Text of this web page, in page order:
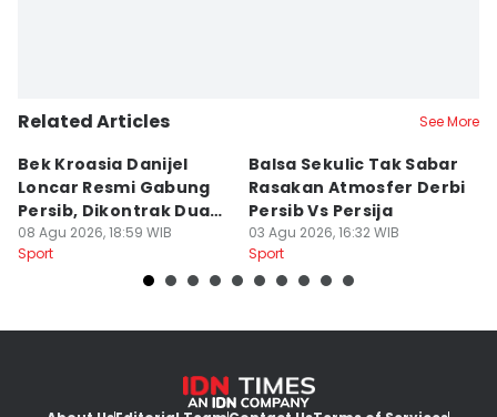
Related Articles See More
Bek Kroasia Danijel
Loncar Resmi Gabung
Persib, Dikontrak Dua
Musim
08 Agu 2026, 18:59 WIB
Sport
Balsa Sekulic Tak Sabar
Rasakan Atmosfer Derbi
Persib Vs Persija
03 Agu 2026, 16:32 WIB
Sport